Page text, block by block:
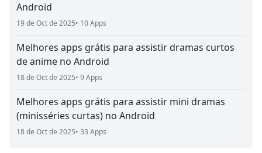
Android
19 de Oct de 2025• 10 Apps
Melhores apps grátis para assistir dramas curtos
de anime no Android
18 de Oct de 2025• 9 Apps
Melhores apps grátis para assistir mini dramas
(minisséries curtas) no Android
18 de Oct de 2025• 33 Apps